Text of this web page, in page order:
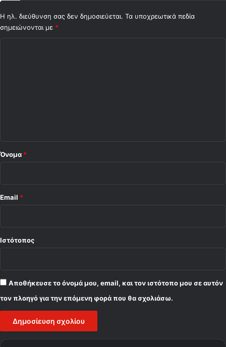
3
)
Η ηλ. διεύθυνση σας δεν δημοσιεύεται. Τα υποχρεωτικά πεδία
σημειώνονται με *
Όνομα *
Email *
Ιστότοπος
Αποθήκευσε το όνομά μου, email, και τον ιστότοπο μου σε αυτόν
τον πλοηγό για την επόμενη φορά που θα σχολιάσω.